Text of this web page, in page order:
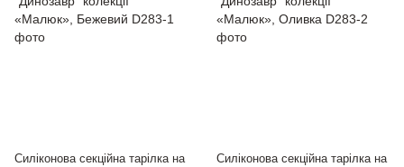
Силіконова секційна тарілка на
Силіконова секційна тарілка на